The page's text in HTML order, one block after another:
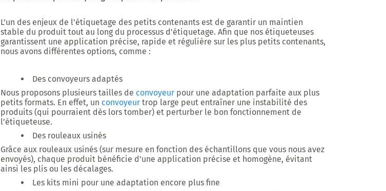
L’un des enjeux de l’étiquetage des petits contenants est de garantir un maintien
stable du produit tout au long du processus d’étiquetage. Afin que nos étiqueteuses
garantissent une application précise, rapide et régulière sur les plus petits contenants,
nous avons différentes options, comme :
Des convoyeurs adaptés
Nous proposons plusieurs tailles de convoyeur pour une adaptation parfaite aux plus
petits formats. En effet, un convoyeur trop large peut entraîner une instabilité des
produits (qui pourraient dès lors tomber) et perturber le bon fonctionnement de
l’étiqueteuse.
Des rouleaux usinés
Grâce aux rouleaux usinés (sur mesure en fonction des échantillons que vous nous avez
envoyés), chaque produit bénéficie d’une application précise et homogène, évitant
ainsi les plis ou les décalages.
Les kits mini pour une adaptation encore plus fine